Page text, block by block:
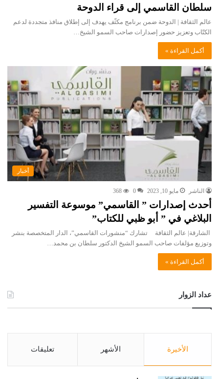
سلطان القاسمي إلى قراء الدوحة
عالم الثقافة | الدوحة ضمن برنامج مكثّف يهدف إلى إطلاق منافذ متجددة لدعم
الكتّاب وتعزيز حضور إصدارات صاحب السمو الشيخ…
أكمل القراءة »
أخبار
الناشر مايو 10, 2023 0
368
أحدث إصدارات ” القاسمي” موسوعة التفسير
البلاغي في ” أبو ظبي للكتاب”
الشارقة| عالم الثقافة تشارك “منشورات القاسمي”، الدار المتخصصة بنشر
وتوزيع مؤلفات صاحب السمو الشيخ الدكتور سلطان بن محمد…
أكمل القراءة »
عداد الزوار
الأخيرة الأشهر تعليقات